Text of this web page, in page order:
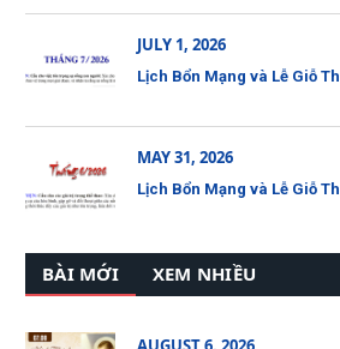
JULY 1, 2026
Lịch Bổn Mạng và Lễ Giỗ
MAY 31, 2026
Lịch Bổn Mạng và Lễ Giỗ
BÀI MỚI XEM NHIỀU